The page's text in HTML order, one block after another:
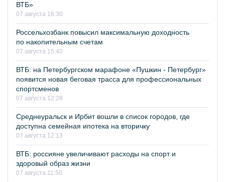
ВТБ»
07 августа 16:30
Россельхозбанк повысил максимальную доходность
по накопительным счетам
07 августа 15:40
ВТБ: на Петербургском марафоне «Пушкин - Петербург»
появится новая беговая трасса для профессиональных
спортсменов
07 августа 12:28
Среднеуральск и Ирбит вошли в список городов, где
доступна семейная ипотека на вторичку
07 августа 12:13
ВТБ: россияне увеличивают расходы на спорт и
здоровый образ жизни
07 августа 11:50